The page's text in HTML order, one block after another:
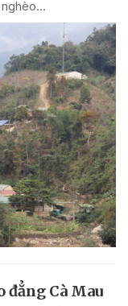
đẳng Cà Mau